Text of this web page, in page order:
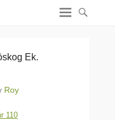
Ek.
Roy
110